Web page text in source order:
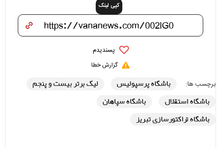
کپی لینک
پسندیدم
گزارش خطا
برچسب ها: باشگاه پرسپولیس
لیگ برتر بیست و پنجم
باشگاه استقلال
باشگاه سپاهان
باشگاه تراکتورسازی تبریز